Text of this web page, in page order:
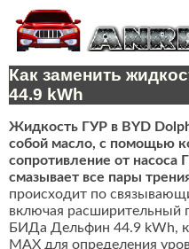
Как заменить
44.9 kWh
Жидкость ГУР в BYD
собой масло, с помощью
сопротивление от насоса
смазывает все пары
происходит по
включая расширительный
БИДа Дельфин 44.9 kWh,
MAX для определения